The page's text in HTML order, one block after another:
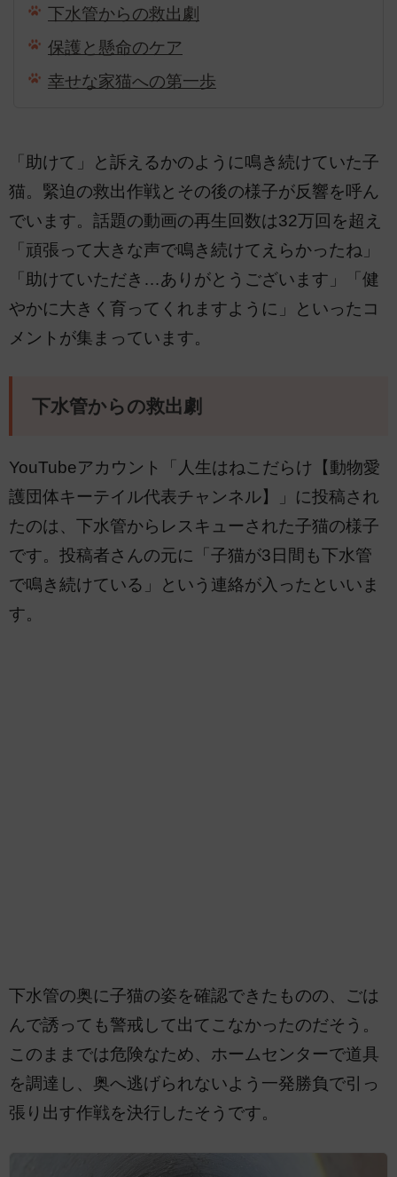
下水管からの救出劇
保護と懸命のケア
幸せな家猫への第一歩
「助けて」と訴えるかのように鳴き続けていた子
猫。緊迫の救出作戦とその後の様子が反響を呼ん
でいます。話題の動画の再生回数は32万回を超え
「頑張って大きな声で鳴き続けてえらかったね」
「助けていただき…ありがとうございます」「健
やかに大きく育ってくれますように」といったコ
メントが集まっています。
下水管からの救出劇
YouTubeアカウント「人生はねこだらけ【動物愛
護団体キーテイル代表チャンネル】」に投稿され
たのは、下水管からレスキューされた子猫の様子
です。投稿者さんの元に「子猫が3日間も下水管
で鳴き続けている」という連絡が入ったといいま
す。
下水管の奥に子猫の姿を確認できたものの、ごは
んで誘っても警戒して出てこなかったのだそう。
このままでは危険なため、ホームセンターで道具
を調達し、奥へ逃げられないよう一発勝負で引っ
張り出す作戦を決行したそうです。